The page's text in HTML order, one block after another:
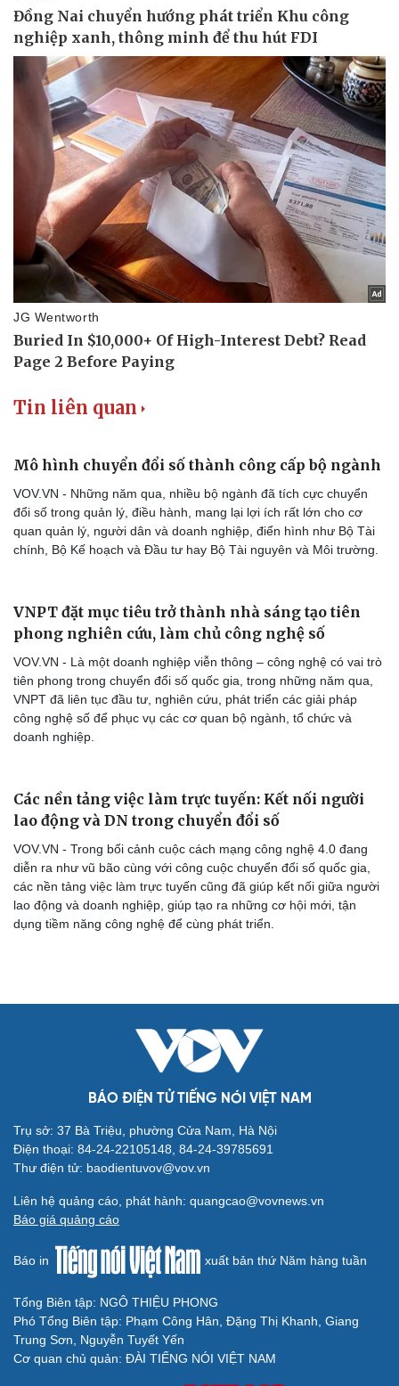
Du lịch
Tư vấn
Săn Tour
check-in
Podcast
Câu chuyện thời sự
Đọc truyện đêm khuya
Cửa sổ tình yêu
Kể chuyện cho bé
Hạt giống tâm hồn
Cải chính
Tin liên quan
Mô hình chuyển đổi số thành công cấp bộ ngành
VOV.VN - Những năm qua, nhiều bộ ngành đã tích cực chuyển
đổi số trong quản lý, điều hành, mang lại lợi ích rất lớn cho cơ
quan quản lý, người dân và doanh nghiệp, điển hình như Bộ Tài
chính, Bộ Kế hoạch và Đầu tư hay Bộ Tài nguyên và Môi trường.
VNPT đặt mục tiêu trở thành nhà sáng tạo tiên
phong nghiên cứu, làm chủ công nghệ số
VOV.VN - Là một doanh nghiệp viễn thông – công nghệ có vai trò
tiên phong trong chuyển đổi số quốc gia, trong những năm qua,
VNPT đã liên tục đầu tư, nghiên cứu, phát triển các giải pháp
công nghệ số để phục vụ các cơ quan bộ ngành, tổ chức và
doanh nghiệp.
Các nền tảng việc làm trực tuyến: Kết nối người
lao động và DN trong chuyển đổi số
VOV.VN - Trong bối cảnh cuộc cách mạng công nghệ 4.0 đang
diễn ra như vũ bão cùng với công cuộc chuyển đổi số quốc gia,
các nền tảng việc làm trực tuyến cũng đã giúp kết nối giữa người
lao động và doanh nghiệp, giúp tạo ra những cơ hội mới, tận
dụng tiềm năng công nghệ để cùng phát triển.
BÁO ĐIỆN TỬ TIẾNG NÓI VIỆT NAM
Trụ sở: 37 Bà Triệu, phường Cửa Nam, Hà Nội
Điện thoại: 84-24-22105148, 84-24-39785691
Thư điện tử: baodientuvov@vov.vn
Liên hệ quảng cáo, phát hành: quangcao@vovnews.vn
Báo giá quảng cáo
Báo in xuất bản thứ Năm hàng tuần
Tổng Biên tập: NGÔ THIỆU PHONG
Phó Tổng Biên tập: Phạm Công Hân, Đặng Thị Khanh, Giang
Trung Sơn, Nguyễn Tuyết Yến
Cơ quan chủ quản: ĐÀI TIẾNG NÓI VIỆT NAM